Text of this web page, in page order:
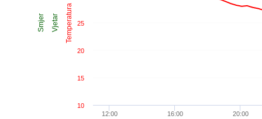
Temperatura
Vjetar
Smjer
12:00 16:00 20:00
10
15
20
25